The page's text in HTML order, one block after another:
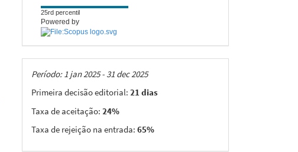
25rd percentil
Powered by
Taxas
Período: 1 jan 2025 - 31 dec 2025
Primeira decisão editorial: 21 dias
Taxa de aceitação: 24%
Taxa de rejeição na entrada: 65%